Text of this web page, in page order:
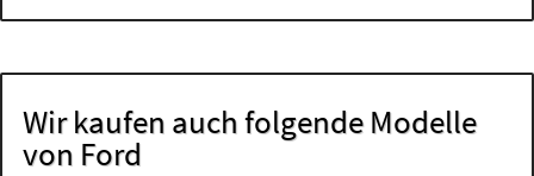
Wir kaufen auch folgende Modelle
von Ford